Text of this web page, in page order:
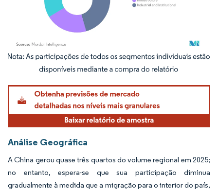
Imagem © Mordor Intelligence. O reuso requer atribuição conforme CC BY 4.0.
Análise Geográfica
A China gerou quase três quartos do volume regional em 2025;
no entanto, espera-se que sua participação diminua
gradualmente à medida que a migração para o interior do país,